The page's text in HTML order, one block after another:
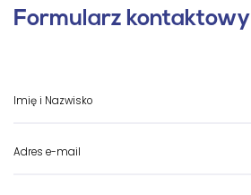
Formularz kontaktowy